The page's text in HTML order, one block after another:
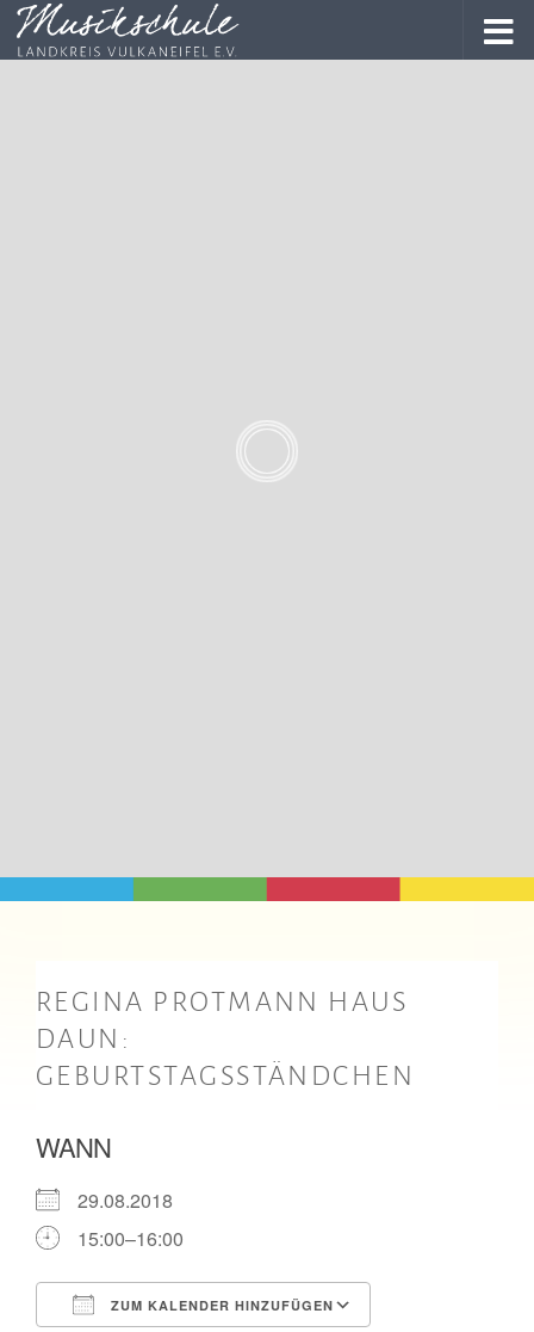
Haus Daun:
REGINA PROTMANN HAUS
DAUN:
GEBURTSTAGSSTÄNDCHEN
WANN
29.08.2018
15:00–16:00
ZUM KALENDER HINZUFÜGEN